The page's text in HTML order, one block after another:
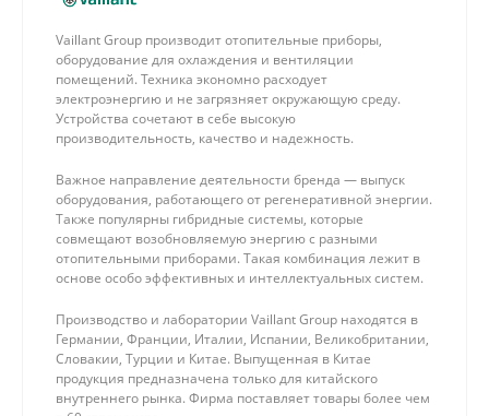
Vaillant Group производит отопительные приборы,
оборудование для охлаждения и вентиляции
помещений. Техника экономно расходует
электроэнергию и не загрязняет окружающую среду.
Устройства сочетают в себе высокую
производительность, качество и надежность.
Важное направление деятельности бренда — выпуск
оборудования, работающего от регенеративной энергии.
Также популярны гибридные системы, которые
совмещают возобновляемую энергию с разными
отопительными приборами. Такая комбинация лежит в
основе особо эффективных и интеллектуальных систем.
Производство и лаборатории Vaillant Group находятся в
Германии, Франции, Италии, Испании, Великобритании,
Словакии, Турции и Китае. Выпущенная в Китае
продукция предназначена только для китайского
внутреннего рынка. Фирма поставляет товары более чем